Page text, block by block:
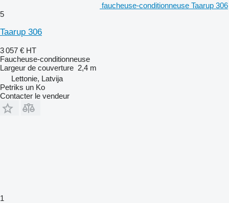
faucheuse-conditionneuse Taarup 306
5
Taarup 306
3 057 € HT
Faucheuse-conditionneuse
Largeur de couverture 2,4 m
Lettonie, Latvija
Petriks un Ko
Contacter le vendeur
1